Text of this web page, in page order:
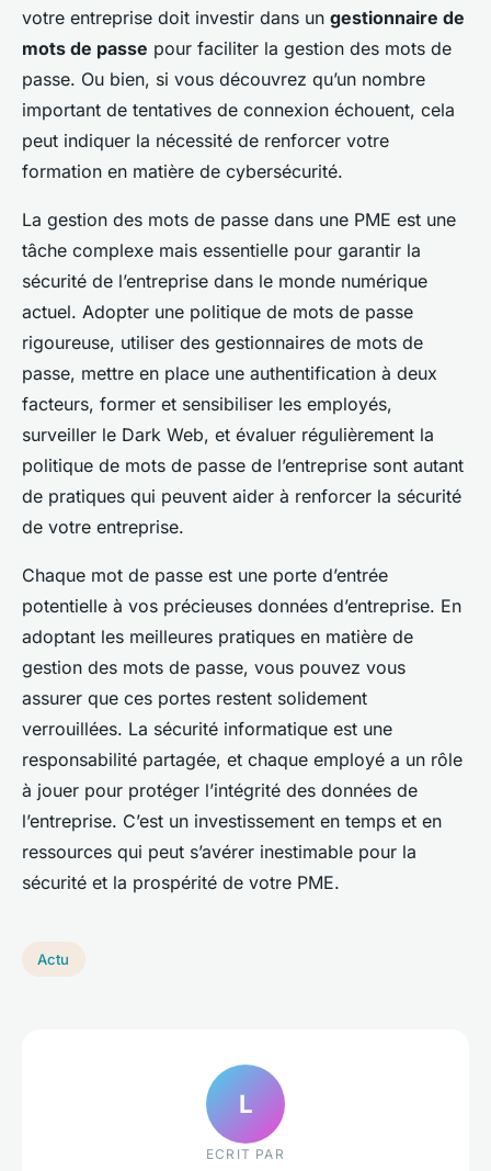
votre entreprise doit investir dans un gestionnaire de
mots de passe pour faciliter la gestion des mots de
passe. Ou bien, si vous découvrez qu’un nombre
important de tentatives de connexion échouent, cela
peut indiquer la nécessité de renforcer votre
formation en matière de cybersécurité.
La gestion des mots de passe dans une PME est une
tâche complexe mais essentielle pour garantir la
sécurité de l’entreprise dans le monde numérique
actuel. Adopter une politique de mots de passe
rigoureuse, utiliser des gestionnaires de mots de
passe, mettre en place une authentification à deux
facteurs, former et sensibiliser les employés,
surveiller le Dark Web, et évaluer régulièrement la
politique de mots de passe de l’entreprise sont autant
de pratiques qui peuvent aider à renforcer la sécurité
de votre entreprise.
Chaque mot de passe est une porte d’entrée
potentielle à vos précieuses données d’entreprise. En
adoptant les meilleures pratiques en matière de
gestion des mots de passe, vous pouvez vous
assurer que ces portes restent solidement
verrouillées. La sécurité informatique est une
responsabilité partagée, et chaque employé a un rôle
à jouer pour protéger l’intégrité des données de
l’entreprise. C’est un investissement en temps et en
ressources qui peut s’avérer inestimable pour la
sécurité et la prospérité de votre PME.
Actu
L
ECRIT PAR